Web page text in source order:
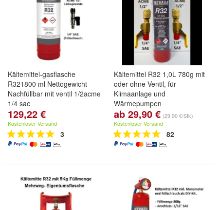
Kältemittel-gasflasche
R321800 ml Nettogewicht
Nachfüllbar mit ventil 1/2acme
1/4 sae
129,22 €
Kostenloser Versand
3
Kältemittel R32 1,0L 780g mit
oder ohne Ventil, für
Klimaanlage und
Wärmepumpen
ab 29,90 € (29,90 €/Stk)
Kostenloser Versand
82